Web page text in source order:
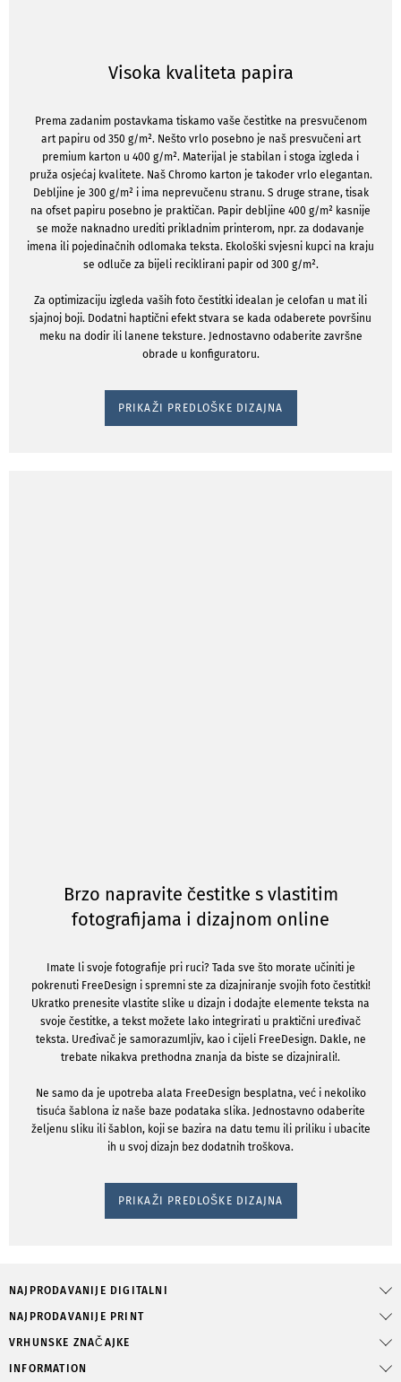
Visoka kvaliteta papira
Prema zadanim postavkama tiskamo vaše čestitke na presvučenom
art papiru od 350 g/m². Nešto vrlo posebno je naš presvučeni art
premium karton u 400 g/m². Materijal je stabilan i stoga izgleda i
pruža osjećaj kvalitete. Naš Chromo karton je također vrlo elegantan.
Debljine je 300 g/m² i ima neprevučenu stranu. S druge strane, tisak
na ofset papiru posebno je praktičan. Papir debljine 400 g/m² kasnije
se može naknadno urediti prikladnim printerom, npr. za dodavanje
imena ili pojedinačnih odlomaka teksta. Ekološki svjesni kupci na kraju
se odluče za bijeli reciklirani papir od 300 g/m².
Za optimizaciju izgleda vaših foto čestitki idealan je celofan u mat ili
sjajnoj boji. Dodatni haptični efekt stvara se kada odaberete površinu
meku na dodir ili lanene teksture. Jednostavno odaberite završne
obrade u konfiguratoru.
PRIKAŽI PREDLOŠKE DIZAJNA
Brzo napravite čestitke s vlastitim
fotografijama i dizajnom online
Imate li svoje fotografije pri ruci? Tada sve što morate učiniti je
pokrenuti FreeDesign i spremni ste za dizajniranje svojih foto čestitki!
Ukratko prenesite vlastite slike u dizajn i dodajte elemente teksta na
svoje čestitke, a tekst možete lako integrirati u praktični uređivač
teksta. Uređivač je samorazumljiv, kao i cijeli FreeDesign. Dakle, ne
trebate nikakva prethodna znanja da biste se dizajnirali!.
Ne samo da je upotreba alata FreeDesign besplatna, već i nekoliko
tisuća šablona iz naše baze podataka slika. Jednostavno odaberite
željenu sliku ili šablon, koji se bazira na datu temu ili priliku i ubacite
ih u svoj dizajn bez dodatnih troškova.
PRIKAŽI PREDLOŠKE DIZAJNA
NAJPRODAVANIJE DIGITALNI
NAJPRODAVANIJE PRINT
VRHUNSKE ZNAČAJKE
INFORMATION